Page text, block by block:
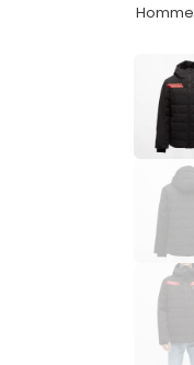
Homme